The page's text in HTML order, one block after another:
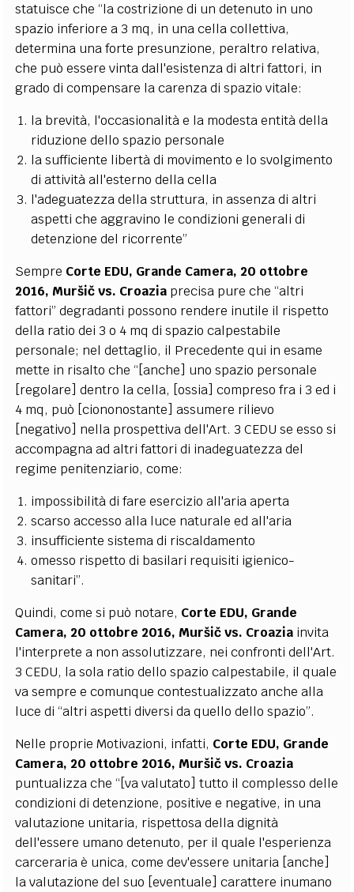
statuisce che “la costrizione di un detenuto in uno
spazio inferiore a 3 mq, in una cella collettiva,
determina una forte presunzione, peraltro relativa,
che può essere vinta dall'esistenza di altri fattori, in
grado di compensare la carenza di spazio vitale:
la brevità, l'occasionalità e la modesta entità della
riduzione dello spazio personale
la sufficiente libertà di movimento e lo svolgimento
di attività all'esterno della cella
l'adeguatezza della struttura, in assenza di altri
aspetti che aggravino le condizioni generali di
detenzione del ricorrente”
Sempre Corte EDU, Grande Camera, 20 ottobre
2016, Muršič vs. Croazia precisa pure che “altri
fattori” degradanti possono rendere inutile il rispetto
della ratio dei 3 o 4 mq di spazio calpestabile
personale; nel dettaglio, il Precedente qui in esame
mette in risalto che “[anche] uno spazio personale
[regolare] dentro la cella, [ossia] compreso fra i 3 ed i
4 mq, può [ciononostante] assumere rilievo
[negativo] nella prospettiva dell'Art. 3 CEDU se esso si
accompagna ad altri fattori di inadeguatezza del
regime penitenziario, come:
impossibilità di fare esercizio all'aria aperta
scarso accesso alla luce naturale ed all'aria
insufficiente sistema di riscaldamento
omesso rispetto di basilari requisiti igienico-
sanitari”.
Quindi, come si può notare, Corte EDU, Grande
Camera, 20 ottobre 2016, Muršič vs. Croazia invita
l'interprete a non assolutizzare, nei confronti dell'Art.
3 CEDU, la sola ratio dello spazio calpestabile, il quale
va sempre e comunque contestualizzato anche alla
luce di “altri aspetti diversi da quello dello spazio”.
Nelle proprie Motivazioni, infatti, Corte EDU, Grande
Camera, 20 ottobre 2016, Muršič vs. Croazia
puntualizza che “[va valutato] tutto il complesso delle
condizioni di detenzione, positive e negative, in una
valutazione unitaria, rispettosa della dignità
dell'essere umano detenuto, per il quale l'esperienza
carceraria è unica, come dev'essere unitaria [anche]
la valutazione del suo [eventuale] carattere inumano